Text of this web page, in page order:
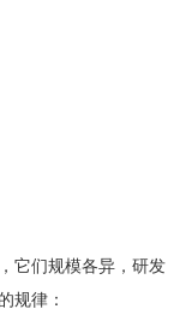
它们规模各异，研发
规律：